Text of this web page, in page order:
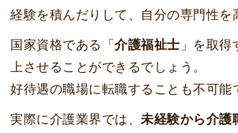
経験を積んだりして、自分の専門性を
国家資格である「介護福祉士 」を取得
上させることができるでしょう。
好待遇の職場に転職することも不可能
実際に介護業界では、未経験から介護